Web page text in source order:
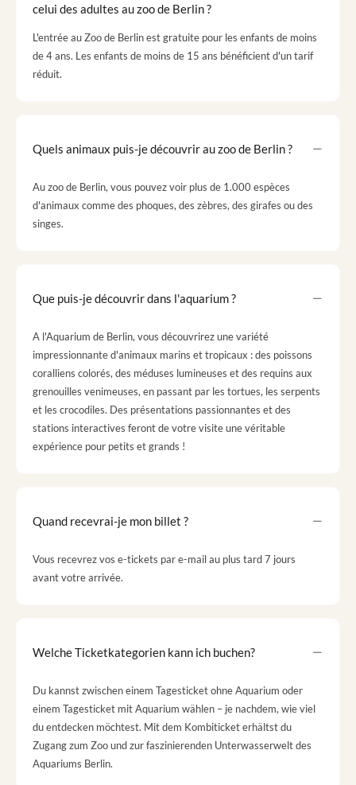
celui des adultes au zoo de Berlin ?
L'entrée au Zoo de Berlin est gratuite pour les enfants de moins
de 4 ans. Les enfants de moins de 15 ans bénéficient d'un tarif
réduit.
Quels animaux puis-je découvrir au zoo de Berlin ?
Au zoo de Berlin, vous pouvez voir plus de 1.000 espèces
d'animaux comme des phoques, des zèbres, des girafes ou des
singes.
Que puis-je découvrir dans l'aquarium ?
A l'Aquarium de Berlin, vous découvrirez une variété
impressionnante d'animaux marins et tropicaux : des poissons
coralliens colorés, des méduses lumineuses et des requins aux
grenouilles venimeuses, en passant par les tortues, les serpents
et les crocodiles. Des présentations passionnantes et des
stations interactives feront de votre visite une véritable
expérience pour petits et grands !
Quand recevrai-je mon billet ?
Vous recevrez vos e-tickets par e-mail au plus tard 7 jours
avant votre arrivée.
Welche Ticketkategorien kann ich buchen?
Du kannst zwischen einem Tagesticket ohne Aquarium oder
einem Tagesticket mit Aquarium wählen – je nachdem, wie viel
du entdecken möchtest. Mit dem Kombiticket erhältst du
Zugang zum Zoo und zur faszinierenden Unterwasserwelt des
Aquariums Berlin.